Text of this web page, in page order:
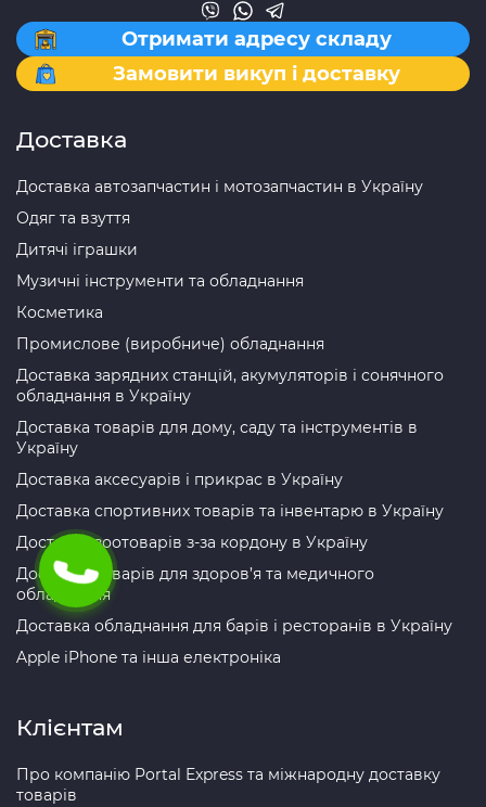
Отримати адресу складу
Замовити викуп і доставку
Доставка
Доставка автозапчастин і мотозапчастин в Україну
Одяг та взуття
Дитячі іграшки
Музичні інструменти та обладнання
Косметика
Промислове (виробниче) обладнання
Доставка зарядних станцій, акумуляторів і сонячного
обладнання в Україну
Доставка товарів для дому, саду та інструментів в
Україну
Доставка аксесуарів і прикрас в Україну
Доставка спортивних товарів та інвентарю в Україну
Доставка зоотоварів з-за кордону в Україну
Доставка товарів для здоров’я та медичного
обладнання
Доставка обладнання для барів і ресторанів в Україну
Apple iPhone та інша електроніка
Клієнтам
Про компанію Portal Express та міжнародну доставку
товарів